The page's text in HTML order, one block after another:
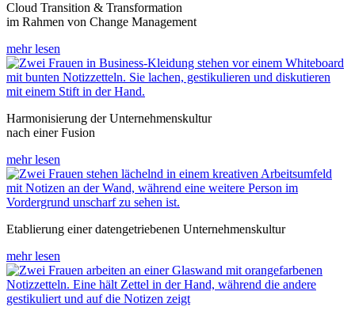
Cloud Transition & Transformation
im Rahmen von Change Management
mehr lesen
Harmonisierung der Unternehmenskultur
nach einer Fusion
mehr lesen
Etablierung einer datengetriebenen Unternehmenskultur
mehr lesen